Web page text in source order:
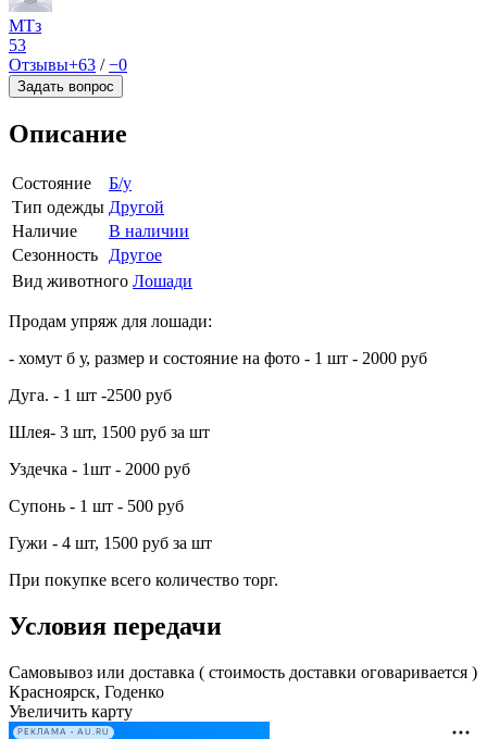
МТз
53
Отзывы+63 /−0
Задать вопрос
Описание
Состояние
Б/у
Тип одежды Другой
Наличие
В наличии
Сезонность
Другое
Вид животного Лошади
Продам упряж для лошади:
- хомут б у, размер и состояние на фото - 1 шт - 2000 руб
Дуга. - 1 шт -2500 руб
Шлея- 3 шт, 1500 руб за шт
Уздечка - 1шт - 2000 руб
Супонь - 1 шт - 500 руб
Гужи - 4 шт, 1500 руб за шт
При покупке всего количество торг.
Условия передачи
Самовывоз или доставка ( стоимость доставки оговаривается )
Красноярск, Годенко
Увеличить карту
РЕКЛАМА • AU.RU